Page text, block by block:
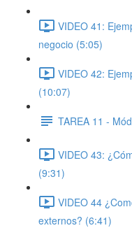
VIDEO 41:
negocio (5:05)
VIDEO 42:
(10:07)
TAREA 11 -
VIDEO 43:
(9:31)
VIDEO 44
externos? (6:41)